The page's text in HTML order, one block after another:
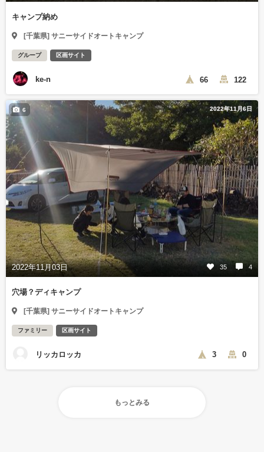
キャンプ納め
[千葉県] サニーサイドオートキャンプ
グループ 区画サイト
ke-n 66 122
2022年11月6日
2022年11月03日 35 4
6
穴場？ディキャンプ
[千葉県] サニーサイドオートキャンプ
ファミリー 区画サイト
リッカロッカ 3 0
もっとみる